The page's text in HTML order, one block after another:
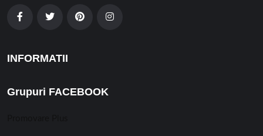
INFORMATII
Grupuri FACEBOOK